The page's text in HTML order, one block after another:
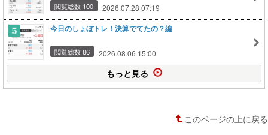
閲覧総数 100 2026.07.28 07:19
今日のしょぼトレ！決算でてたの？編
閲覧総数 86 2026.08.06 15:00
もっと見る
このページの上に戻る